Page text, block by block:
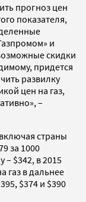
прогноз цен
показателя,
и
скидки
придется
развилку
цен на газ,
–
страны
за 1000
– $342, в 2015
газ в дальнее
$374 и $390